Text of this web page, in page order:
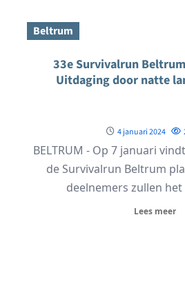
Beltrum
33e Survivalrun
Uitdaging door natte
4 januari 2024
BELTRUM - Op 7 januari
de Survivalrun Beltrum
deelnemers zullen
Lees meer